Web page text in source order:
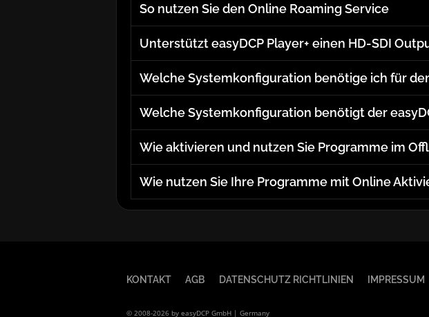
So nutzen Sie den Online Roaming Service
Unterstützt easyDCP Player+ einen HD-SDI
Welche Systemkonfiguration benötige ich für
Welche Systemkonfiguration benötigt der
Wie aktivieren und nutzen Sie Programme im
Wie nutzen Sie Ihre Programme mit Online
KONTAKT AGB DATENSCHUTZ RICHTLINIEN IMPRESSUM
© 2008-2026 by easyDCP GmbH | Germany